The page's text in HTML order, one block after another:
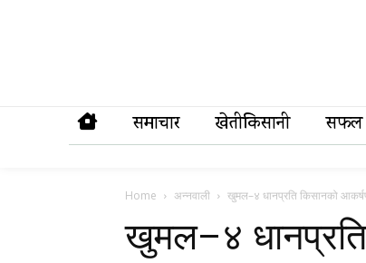
समाचार खेतीकिसानी
Home अन्नवाली खुमल–४ धानप्रति किसानको
खुमल–४